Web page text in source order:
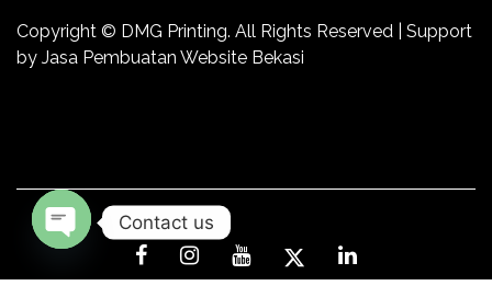
Copyright © DMG Printing. All Rights Reserved | Support
by Jasa Pembuatan Website Bekasi
Contact us